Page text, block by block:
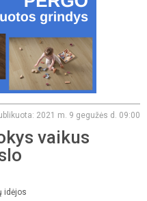
2021 m. 9 gegužės d. 09:00
vaikus
idėjos